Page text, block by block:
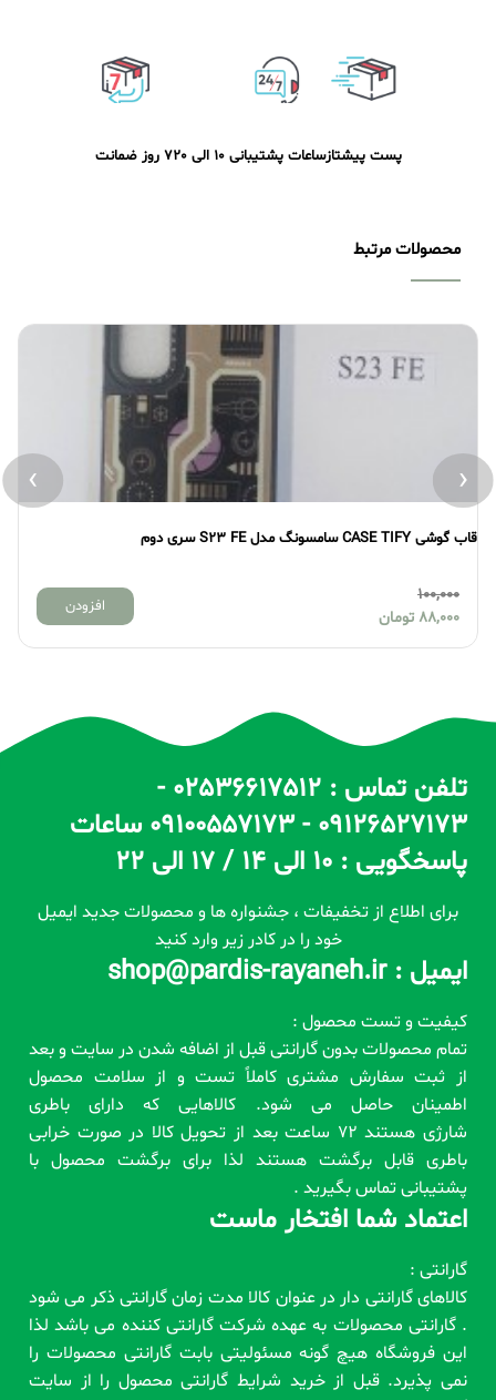
پست پیشتازساعات پشتیبانی 10 الی 20 7 روز ضمانت
محصولات مرتبط
قاب گوشی CASE TIFY سامسونگ مدل S23 FE سری دوم
100,000
88,000 تومان
افزودن
‹
›
تلفن تماس : 02536617512 -
09126527173 - 09100557173 ساعات
پاسخگویی : 10 الی 14 / 17 الی 22
برای اطلاع از تخفیفات ، جشنواره ها و محصولات جدید ایمیل
خود را در کادر زیر وارد کنید
ایمیل : shop@pardis-rayaneh.ir
کیفیت و تست محصول :
تمام محصولات بدون گارانتی قبل از اضافه شدن در سایت و بعد
از ثبت سفارش مشتری کاملاً تست و از سلامت محصول
اطمینان حاصل می شود. کالاهایی که دارای باطری
شارژی هستند 72 ساعت بعد از تحویل کالا در صورت خرابی
باطری قابل برگشت هستند لذا برای برگشت محصول با
پشتیبانی تماس بگیرید .
اعتماد شما افتخار ماست
گارانتی :
کالاهای گارانتی دار در عنوان کالا مدت زمان گارانتی ذکر می شود
. گارانتی محصولات به عهده شرکت گارانتی کننده می باشد لذا
این فروشگاه هیچ گونه مسئولیتی بابت گارانتی محصولات را
نمی پذیرد. قبل از خرید شرایط گارانتی محصول را از سایت